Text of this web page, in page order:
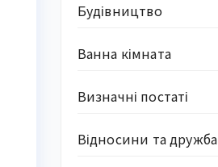
Будівництво
Ванна кімната
Визначні постаті
Відносини та дружба